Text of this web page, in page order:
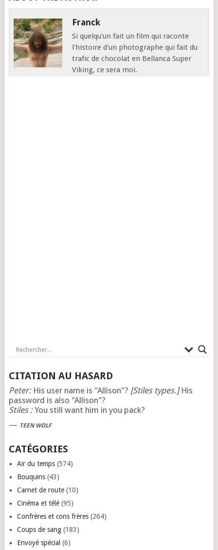
Franck
Si quelqu'un fait un film qui raconte
l'histoire d'un photographe qui fait du
trafic de chocolat en Bellanca Super
Viking, ce sera moi.
CITATION AU HASARD
Peter:His user name is "Allison"? [Stiles types.]His
password is also "Allison"?
Stiles :You still want him in you pack?
— TEEN WOLF
CATÉGORIES
Air du temps(574)
Bouquins(43)
Carnet de route(10)
Cinéma et télé(95)
Confrères et cons frères(264)
Coups de sang(183)
Envoyé spécial (6)